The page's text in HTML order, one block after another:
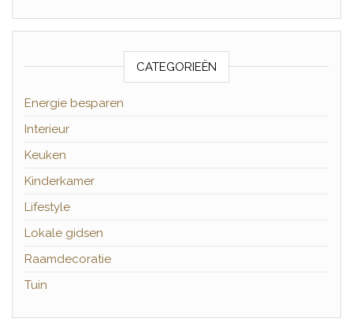
CATEGORIEËN
Energie besparen
Interieur
Keuken
Kinderkamer
Lifestyle
Lokale gidsen
Raamdecoratie
Tuin